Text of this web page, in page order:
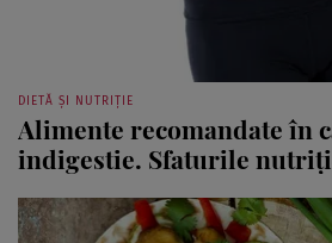
DIETĂ ȘI NUTRIȚIE
Alimente recomandate în
indigestie. Sfaturile